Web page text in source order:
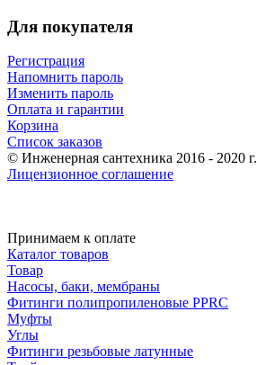
Для покупателя
Регистрация
Напомнить пароль
Изменить пароль
Оплата и гарантии
Корзина
Список заказов
© Инженерная сантехника 2016 - 2020 г.
Лицензионное соглашение
Принимаем к оплате
Каталог товаров
Товар
Насосы, баки, мембраны
Фитинги полипропиленовые PPRC
Муфты
Углы
Фитинги резьбовые латунные